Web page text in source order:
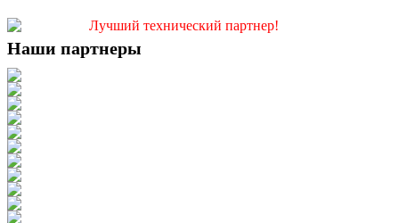
Лучший технический партнер!
Наши партнеры